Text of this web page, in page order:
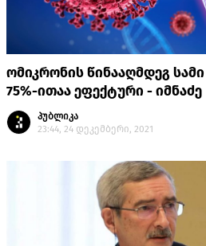
ომიკრონის წინააღმდეგ
75%-ითაა ეფექტური - იმნაძე
პუბლიკა
23:44, 24 დეკემბერი, 2021